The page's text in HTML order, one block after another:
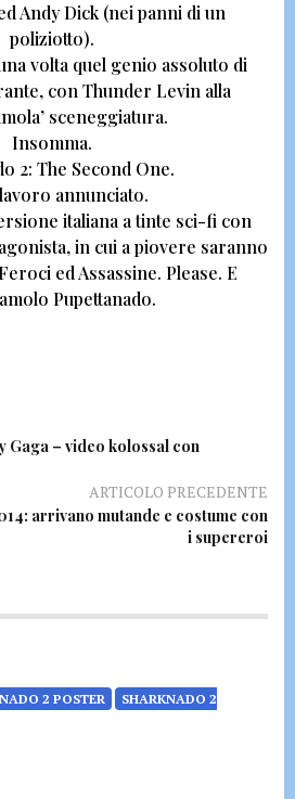
Andy Dick (nei panni di un
poliziotto).
volta quel genio assoluto di
con Thunder Levin alla
sceneggiatura.
Insomma.
2: The Second One.
annunciato.
italiana a tinte sci-fi con
in cui a piovere saranno
ed Assassine. Please. E
Pupettanado.
Gaga – video kolossal con
ARTICOLO PRECEDENTE
arrivano mutande e costume con
i supereroi
2 POSTER
SHARKNADO 2